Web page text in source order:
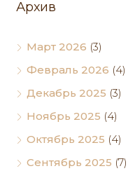
Архив
Март 2026 (3)
Февраль 2026 (4)
Декабрь 2025 (3)
Ноябрь 2025 (4)
Октябрь 2025 (4)
Сентябрь 2025 (7)